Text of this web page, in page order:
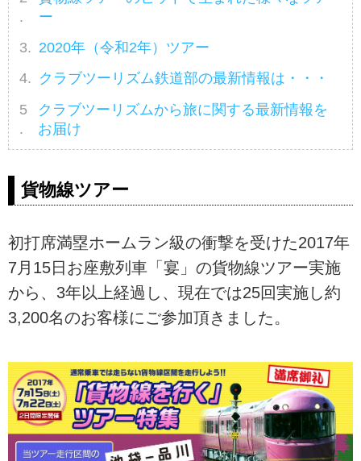
ー
2020年（令和2年）ツアー
クラブツーリズム鉄道部の最新情報は・・・
クラブツーリズムから旅に関する最新情報を
お届け
貨物線ツアー
初打席満塁ホームラン級の衝撃を受けた2017年
7月15日お座敷列車「宴」の貨物線ツアー実施
から、3年以上経過し、現在では25回実施し約
3,200名のお客様にご参加頂きました。